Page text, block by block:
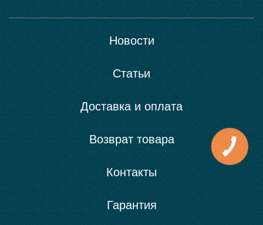
Новости
Статьи
Доставка и оплата
Возврат товара
Контакты
Гарантия